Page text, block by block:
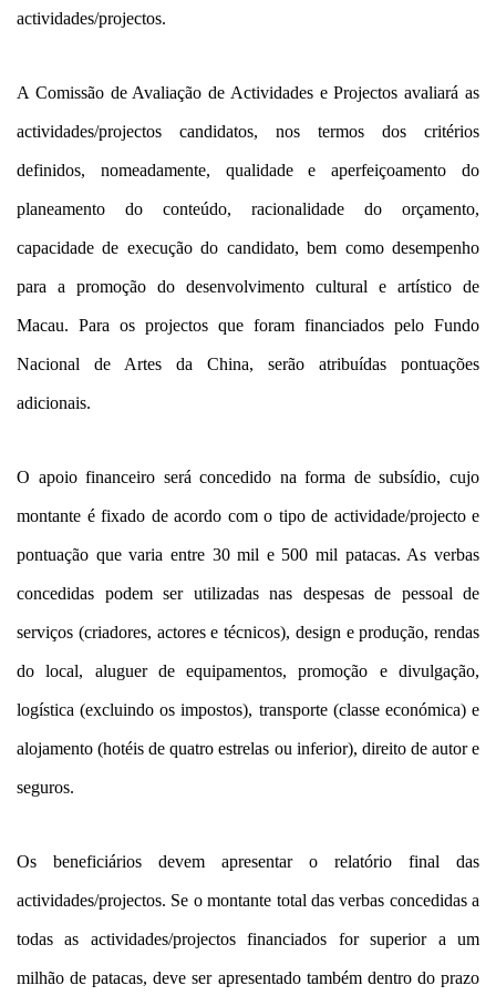
actividades/projectos.
A Comissão de Avaliação de Actividades e Projectos avaliará as
actividades/projectos candidatos, nos termos dos critérios
definidos, nomeadamente, qualidade e aperfeiçoamento do
planeamento do conteúdo, racionalidade do orçamento,
capacidade de execução do candidato, bem como desempenho
para a promoção do desenvolvimento cultural e artístico de
Macau. Para os projectos que foram financiados pelo Fundo
Nacional de Artes da China, serão atribuídas pontuações
adicionais.
O apoio financeiro será concedido na forma de subsídio, cujo
montante é fixado de acordo com o tipo de actividade/projecto e
pontuação que varia entre 30 mil e 500 mil patacas. As verbas
concedidas podem ser utilizadas nas despesas de pessoal de
serviços (criadores, actores e técnicos), design e produção, rendas
do local, aluguer de equipamentos, promoção e divulgação,
logística (excluindo os impostos), transporte (classe económica) e
alojamento (hotéis de quatro estrelas ou inferior), direito de autor e
seguros.
Os beneficiários devem apresentar o relatório final das
actividades/projectos. Se o montante total das verbas concedidas a
todas as actividades/projectos financiados for superior a um
milhão de patacas, deve ser apresentado também dentro do prazo